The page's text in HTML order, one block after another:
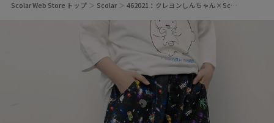
Scolar Web Store トップ Scolar 462021：クレヨンしんちゃん×Sc…